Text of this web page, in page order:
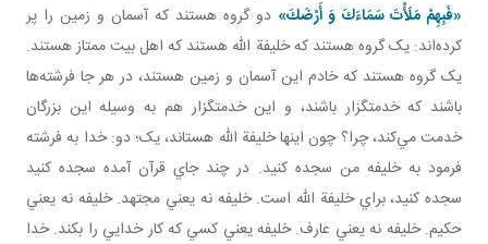
«فَبِهِمْ مَلَأْتَ سَمَاءَكَ وَ أَرْضَكَ» دو گروه هستند که آسمان و زمين را پر
کرده‌اند: يک گروه هستند که خليفة الله‌ هستند که اهل بيت ممتاز هستند.
يک گروه هستند که خادم اين آسمان و زمين‌ هستند، در هر جا فرشته‌ها
باشند که خدمتگزار باشند، و اين خدمتگزار هم به وسيله اين بزرگان
خدمت مي‌کند، چرا؟ چون اينها خليفة الله هستاند، يک؛ دو: خدا به فرشته
فرمود به خليفه من سجده کنيد. در چند جاي قرآن آمده سجده کنيد
سجده کنيد، براي خليفة الله است. خليفه نه يعني مجتهد. خليفه نه يعني
حکيم. خليفه نه يعني عارف. خليفه يعني کسي که کار خدايي را بکند. خدا